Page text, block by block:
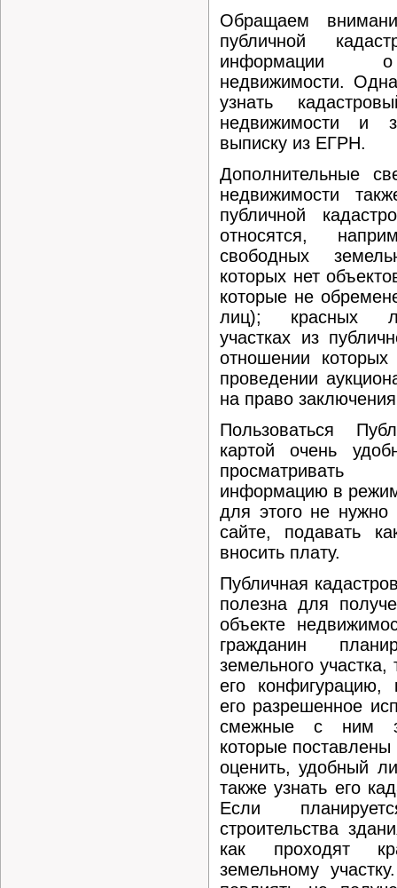
Обращаем
публичной
информации о
недвижимости.
узнать
недвижимости и
выписку из ЕГРН.
Дополнительные
недвижимости
публичной
относятся,
свободных
которых нет
которые не
лиц); красных
участках из
отношении
проведении
на право
Пользоваться
картой очень
информацию в
для этого не нужно
сайте, подавать
вносить плату.
Публичная
полезна для
объекте
гражданин
земельного
его конфигурацию,
его разрешенное
смежные с ним
которые поставлены
оценить, удобный
также узнать его
Если
строительства
как проходят
земельному